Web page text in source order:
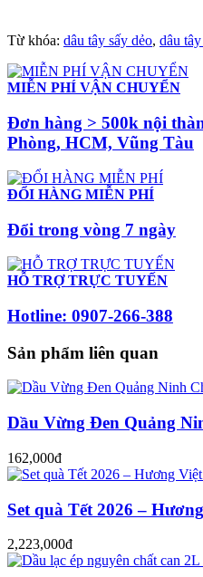
Từ khóa: dâu tây sấy dẻo, dâu tây
MIỄN PHÍ VẬN CHUYỂN
Đơn hàng > 500k nội
Phòng, HCM, Vũng Tàu
ĐỔI HÀNG MIỄN PHÍ
Đổi trong vòng 7 ngày
HỖ TRỢ TRỰC TUYẾN
Hotline: 0907-266-388
Sản phẩm liên quan
Dầu Vừng Đen Quảng
162,000đ
Set quà Tết 2026 –
2,223,000đ